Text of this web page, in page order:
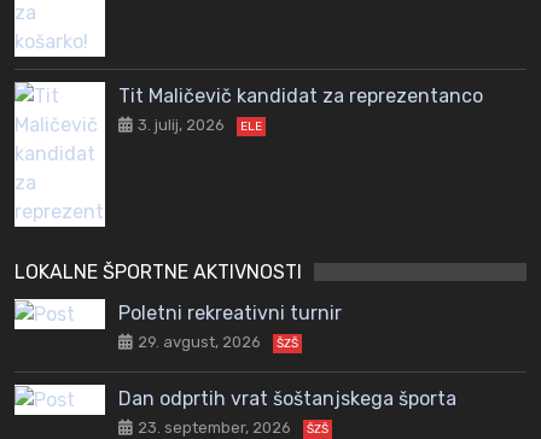
Tit Maličevič kandidat za reprezentanco
3. julij, 2026 ELE
LOKALNE ŠPORTNE AKTIVNOSTI
Poletni rekreativni turnir
29. avgust, 2026 ŠZŠ
Dan odprtih vrat šoštanjskega športa
23. september, 2026 ŠZŠ